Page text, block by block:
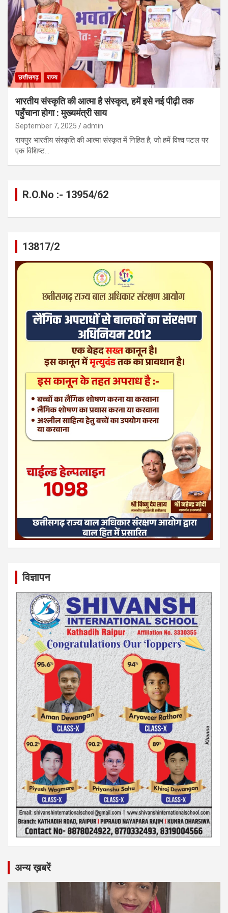
छत्तीसगढ़ राज्य
भारतीय संस्कृति की आत्मा है संस्कृत, हमें इसे नई पीढ़ी तक
पहुँचाना होगा : मुख्यमंत्री साय
September 7, 2025 admin
रायपुर भारतीय संस्कृति की आत्मा संस्कृत में निहित है, जो हमें विश्व पटल पर
एक विशिष्ट…
R.O.No :- 13954/62
13817/2
विज्ञापन
अन्य ख़बरें